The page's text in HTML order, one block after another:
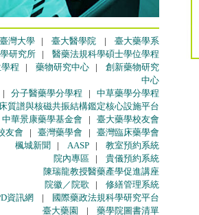
灣大學| 臺大醫學院| 臺大藥學系
研究所| 醫藥法規科學碩士學位學程
程 | 藥物研究中心| 創新藥物研究
中心
分子醫藥學分學程 | 中草藥學分學程
質譜與核磁共振結構鑑定核心設施平台
中華景康藥學基金會| 臺大藥學校友會
友會| 臺灣藥學會| 臺灣臨床藥學會
楓城新聞 | AASP| 教室預約系統
院內專區| 貴儀預約系統
陳瑞龍教授醫藥產學促進講座
院徽／院歌 | 修繕管理系統
資訊網 |
國際藥政法規科學研究平台
臺大藥園 | 藥學院圖書清單